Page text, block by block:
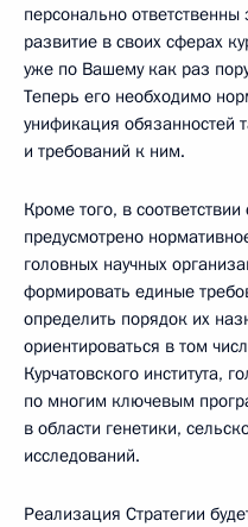
персонально ответственны
развитие в своих сферах
уже по Вашему как раз
Теперь его необходимо
унификация обязанностей
и требований к ним.
Кроме того, в
предусмотрено
головных научных
формировать единые
определить порядок их
ориентироваться в том
Курчатовского института,
по многим ключевым
в области генетики,
исследований.
Реализация Стратегии